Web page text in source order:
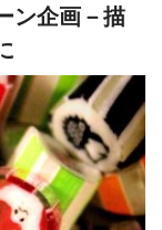
ン企画－描